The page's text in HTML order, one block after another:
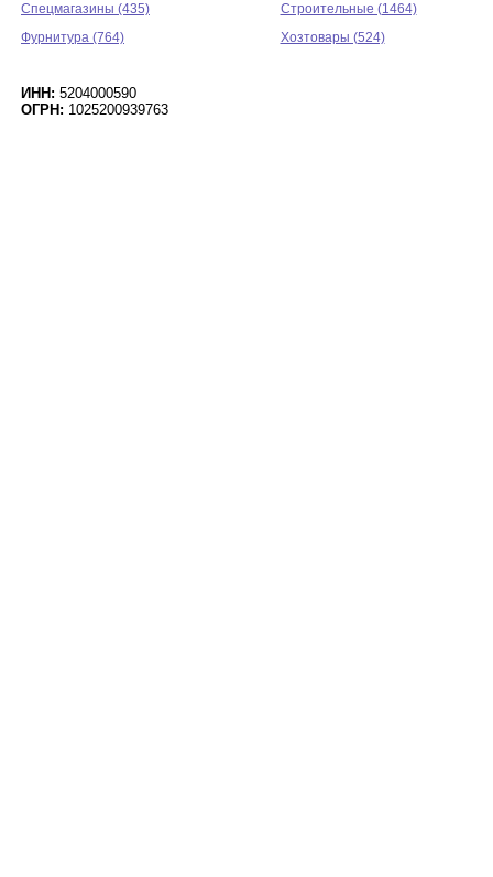
Спецмагазины (435)
Строительные (1464)
Фурнитура (764)
Хозтовары (524)
ИНН: 5204000590
ОГРН: 1025200939763